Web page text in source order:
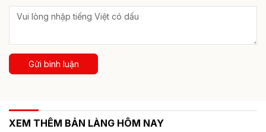
Gửi bình luận
XEM THÊM BẢN LÀNG HÔM NAY